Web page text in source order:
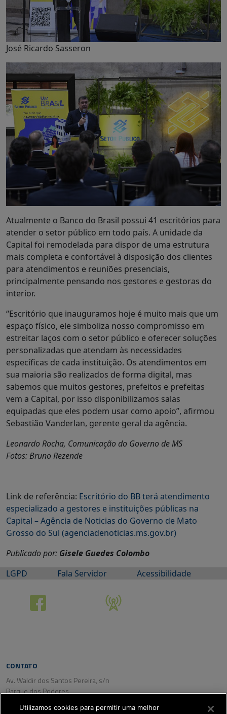
José Ricardo Sasseron
Atualmente o Banco do Brasil possui 41 escritórios para
atender o setor público em todo país. A unidade da
Capital foi remodelada para dispor de uma estrutura
mais completa e confortável à disposição dos clientes
para atendimentos e reuniões presenciais,
principalmente pensando nos gestores e gestoras do
interior.
“Escritório que inauguramos hoje é muito mais que um
espaço físico, ele simboliza nosso compromisso em
estreitar laços com o setor público e oferecer soluções
personalizadas que atendam às necessidades
específicas de cada instituição. Os atendimentos em
sua maioria são realizados de forma digital, mas
sabemos que muitos gestores, prefeitos e prefeitas
vem a Capital, por isso disponibilizamos salas
equipadas que eles podem usar como apoio”, afirmou
Sebastião Vanderlan, gerente geral da agência.
Leonardo Rocha, Comunicação do Governo de MS
Fotos: Bruno Rezende
Link de referência: Escritório do BB terá atendimento
especializado a gestores e instituições públicas na
Capital – Agência de Noticias do Governo de Mato
Grosso do Sul (agenciadenoticias.ms.gov.br)
Publicado por: Gisele Guedes Colombo
LGPD
Fala Servidor Acessibilidade
CONTATO
Av. Waldir dos Santos Pereira, s/n
Parque dos Poderes
Utilizamos cookies para permitir uma melhor